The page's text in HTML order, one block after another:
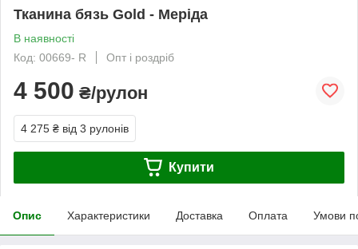
Тканина бязь Gold - Меріда
В наявності
Код: 00669- R
Опт і роздріб
4 500 ₴/рулон
4 275 ₴ від 3 рулонів
Купити
Опис Характеристики Доставка Оплата Умови